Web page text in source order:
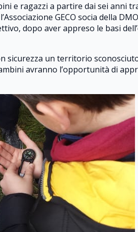
e ragazzi a partire dai sei anni
GECO socia della
dopo aver appreso le basi
sicurezza un territorio
avranno l’opportunità di